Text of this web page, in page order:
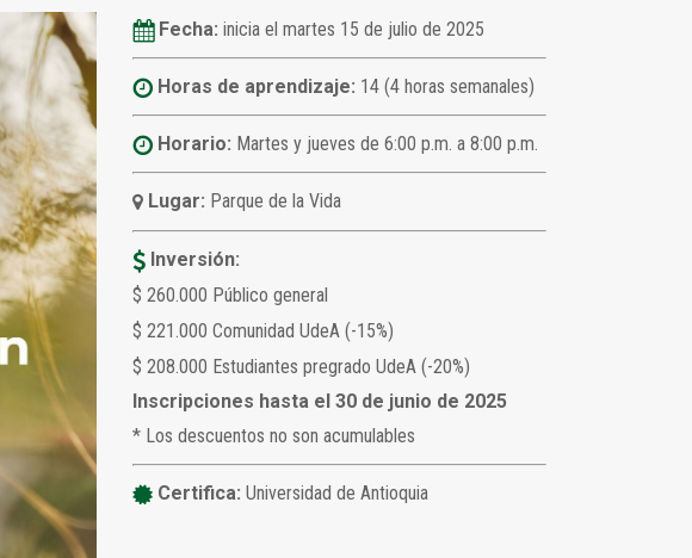
Fecha: inicia el martes 15 de julio de 2025
Horas de aprendizaje: 14 (4 horas semanales)
Horario: Martes y jueves de 6:00 p.m. a 8:00 p.m.
Lugar: Parque de la Vida
Inversión:
$ 260.000 Público general
$ 221.000 Comunidad UdeA (-15%)
$ 208.000 Estudiantes pregrado UdeA (-20%)
Inscripciones hasta el 30 de junio de 2025
* Los descuentos no son acumulables
Certifica: Universidad de Antioquia